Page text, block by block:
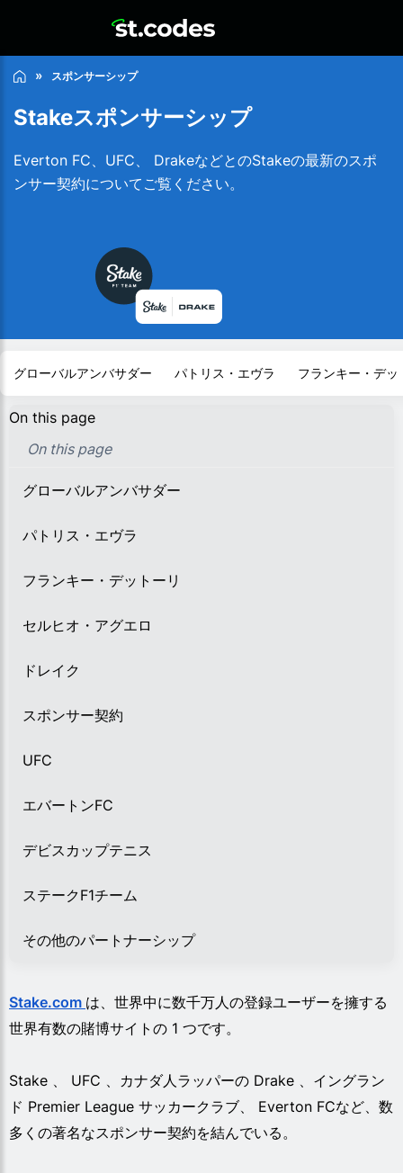
スポンサーシップ
Stakeスポンサーシップ
Everton FC、UFC、 DrakeなどとのStakeの最新のスポ
ンサー契約についてご覧ください。
グローバルアンバサダー パトリス・エヴラ フランキー・デッ
On this page
On this page
グローバルアンバサダー
パトリス・エヴラ
フランキー・デットーリ
セルヒオ・アグエロ
ドレイク
スポンサー契約
UFC
エバートンFC
デビスカップテニス
ステークF1チーム
その他のパートナーシップ
Stake.com は、世界中に数千万人の登録ユーザーを擁する
世界有数の賭博サイトの 1 つです。
Stake 、 UFC 、カナダ人ラッパーの Drake 、イングラン
ド Premier League サッカークラブ、 Everton FCなど、数
多くの著名なスポンサー契約を結んでいる。